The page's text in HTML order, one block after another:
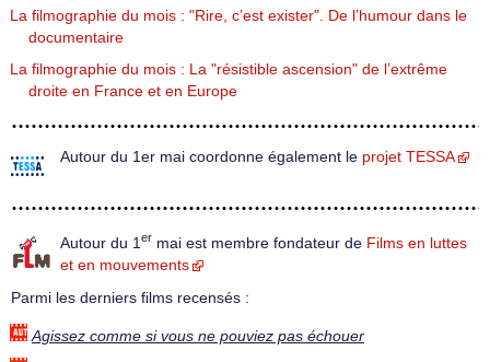
La filmographie du mois : "Rire, c’est exister". De l’humour dans le
documentaire
La filmographie du mois : La "résistible ascension" de l’extrême
droite en France et en Europe
Autour du 1er mai coordonne également le projet TESSA
Autour du 1 er mai est membre fondateur de Films en luttes
et en mouvements
Parmi les derniers films recensés :
Agissez comme si vous ne pouviez pas échouer